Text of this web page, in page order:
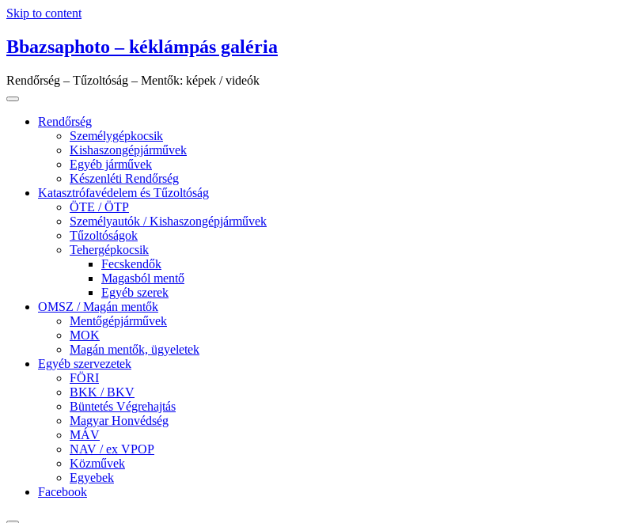
Skip to content
Bbazsaphoto – kéklámpás galéria
Rendőrség – Tűzoltóság – Mentők: képek / videók
Rendőrség
Személygépkocsik
Kishaszongépjárművek
Egyéb járművek
Készenléti Rendőrség
Katasztrófavédelem és Tűzoltóság
ÖTE / ÖTP
Személyautók / Kishaszongépjárművek
Tűzoltóságok
Tehergépkocsik
Fecskendők
Magasból mentő
Egyéb szerek
OMSZ / Magán mentők
Mentőgépjárművek
MOK
Magán mentők, ügyeletek
Egyéb szervezetek
FÖRI
BKK / BKV
Büntetés Végrehajtás
Magyar Honvédség
MÁV
NAV / ex VPOP
Közművek
Egyebek
Facebook